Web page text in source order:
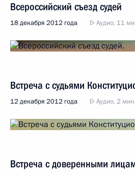
Всероссийский съезд судей
18 декабря 2012 года Аудио, 11
Встреча с судьями
12 декабря 2012 года Аудио, 2 мин.
Встреча с доверенными